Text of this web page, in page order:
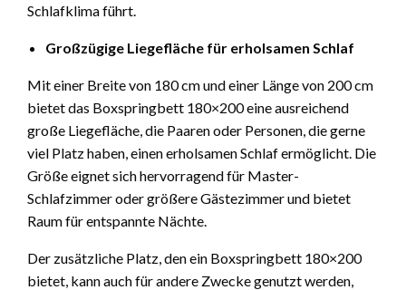
Schlafklima führt.
Großzügige Liegefläche für erholsamen Schlaf
Mit einer Breite von 180 cm und einer Länge von 200 cm
bietet das Boxspringbett 180×200 eine ausreichend
große Liegefläche, die Paaren oder Personen, die gerne
viel Platz haben, einen erholsamen Schlaf ermöglicht. Die
Größe eignet sich hervorragend für Master-
Schlafzimmer oder größere Gästezimmer und bietet
Raum für entspannte Nächte.
Der zusätzliche Platz, den ein Boxspringbett 180×200
bietet, kann auch für andere Zwecke genutzt werden,